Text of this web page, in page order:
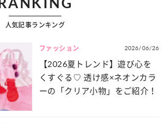
人気記事ランキング
ファッション 2026/06/26
【2026夏トレンド】遊び心を
くすぐる♡ 透け感×ネオンカラ
ーの「クリア小物」をご紹介！